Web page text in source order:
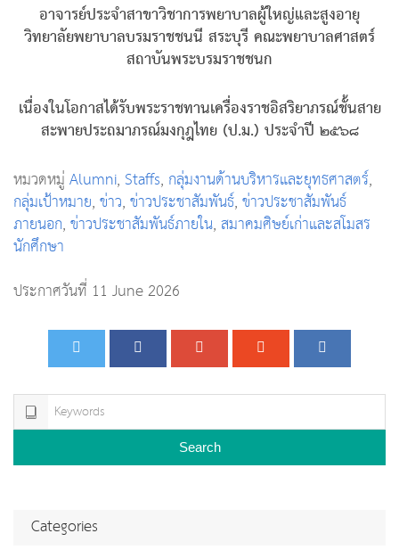
อาจารย์ประจำสาขาวิชาการพยาบาลผู้ใหญ่และสูงอายุ
วิทยาลัยพยาบาลบรมราชชนนี สระบุรี คณะพยาบาลศาสตร์
สถาบันพระบรมราชชนก
เนื่องในโอกาสได้รับพระราชทานเครื่องราชอิสริยาภรณ์ชั้นสาย
สะพายประถมาภรณ์มงกุฎไทย (ป.ม.) ประจำปี ๒๕๖๘
หมวดหมู่Alumni,Staffs, กลุ่มงานด้านบริหารและยุทธศาสตร์,
กลุ่มเป้าหมาย,ข่าว,ข่าวประชาสัมพันธ์,ข่าวประชาสัมพันธ์
ภายนอก,ข่าวประชาสัมพันธ์ภายใน,สมาคมศิษย์เก่าและสโมสร
นักศึกษา
ประกาศวันที่ 11 June 2026
Search
Categories